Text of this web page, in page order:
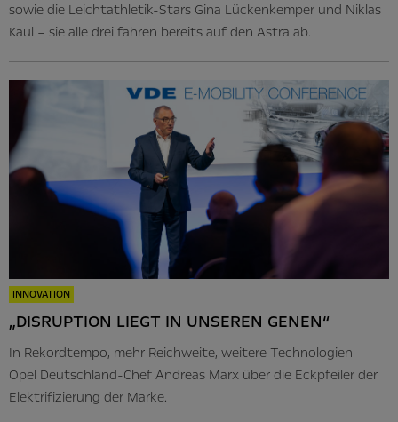
sowie die Leichtathletik-Stars Gina Lückenkemper und Niklas
Kaul – sie alle drei fahren bereits auf den Astra ab.
INNOVATION
„DISRUPTION LIEGT IN UNSEREN GENEN“
In Rekordtempo, mehr Reichweite, weitere Technologien –
Opel Deutschland-Chef Andreas Marx über die Eckpfeiler der
Elektrifizierung der Marke.